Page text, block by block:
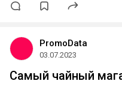
PromoData
03.07.2023
Самый чайный